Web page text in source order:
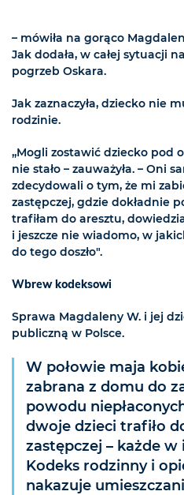
– mówiła na gorąco
Jak dodała, w całej sytuacji
pogrzeb Oskara.
Jak zaznaczyła, dziecko nie
rodzinie.
„Mogli zostawić dziecko pod
nie stało – zauważyła. – Oni
zdecydowali o tym, że mi
zastępczej, gdzie dokładnie
trafiłam do aresztu,
i jeszcze nie wiadomo, w
do tego doszło".
Wbrew kodeksowi
Sprawa Magdaleny W. i jej
publiczną w Polsce.
W połowie maja
zabrana z domu do
powodu
dwoje dzieci trafiło
zastępczej – każde w
Kodeks rodzinny i
nakazuje